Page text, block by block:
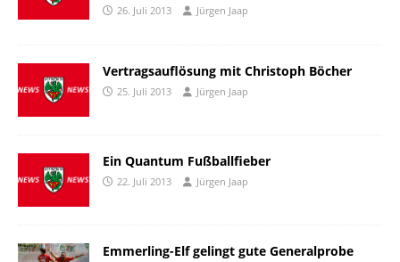
26. Juli 2013 Jürgen Jaap
Vertragsauflösung mit Christoph Böcher
25. Juli 2013 Jürgen Jaap
Ein Quantum Fußballfieber
22. Juli 2013 Jürgen Jaap
Emmerling-Elf gelingt gute Generalprobe